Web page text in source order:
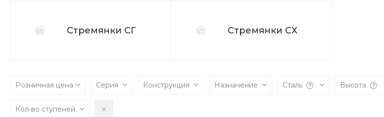
Стремянки СГ Стремянки СХ
Розничная цена Серия Конструкция Назначение Сталь Высота
Кол-во ступеней